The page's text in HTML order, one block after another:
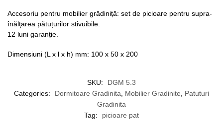
Accesoriu pentru mobilier grădiniță: set de picioare pentru supra-
înălţarea pătuțurilor stivuibile.
12 luni garanție.
Dimensiuni (L x l x h) mm: 100 x 50 x 200
SKU:
DGM 5.3
Categories:
Dormitoare Gradinita Mobilier Gradinite
Patuturi
Gradinita
Tag:
picioare pat